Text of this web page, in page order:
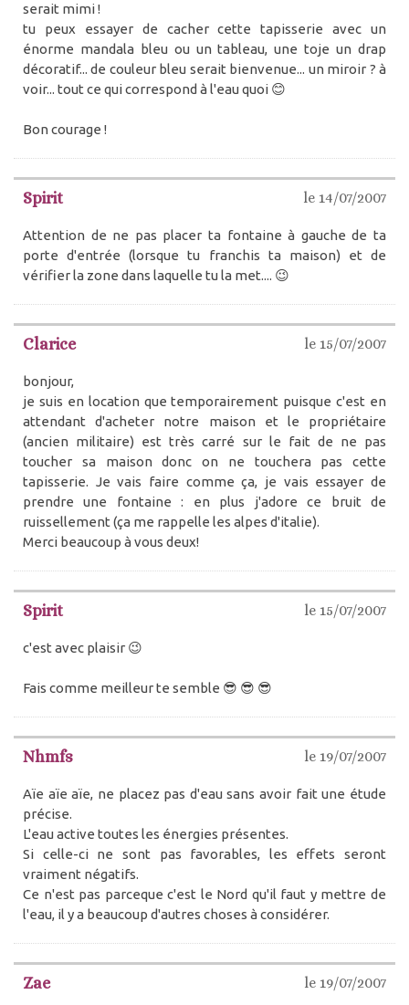
serait mimi !
tu peux essayer de cacher cette tapisserie avec un
énorme mandala bleu ou un tableau, une toje un drap
décoratif... de couleur bleu serait bienvenue... un miroir ? à
voir... tout ce qui correspond à l'eau quoi 😊
Bon courage !
Spirit le 14/07/2007
Attention de ne pas placer ta fontaine à gauche de ta
porte d'entrée (lorsque tu franchis ta maison) et de
vérifier la zone dans laquelle tu la met.... 😉
Clarice le 15/07/2007
bonjour,
je suis en location que temporairement puisque c'est en
attendant d'acheter notre maison et le propriétaire
(ancien militaire) est très carré sur le fait de ne pas
toucher sa maison donc on ne touchera pas cette
tapisserie. Je vais faire comme ça, je vais essayer de
prendre une fontaine : en plus j'adore ce bruit de
ruissellement (ça me rappelle les alpes d'italie).
Merci beaucoup à vous deux!
Spirit le 15/07/2007
c'est avec plaisir 😉
Fais comme meilleur te semble 😎 😎 😎
Nhmfs le 19/07/2007
Aïe aïe aïe, ne placez pas d'eau sans avoir fait une étude
précise.
L'eau active toutes les énergies présentes.
Si celle-ci ne sont pas favorables, les effets seront
vraiment négatifs.
Ce n'est pas parceque c'est le Nord qu'il faut y mettre de
l'eau, il y a beaucoup d'autres choses à considérer.
Zae le 19/07/2007